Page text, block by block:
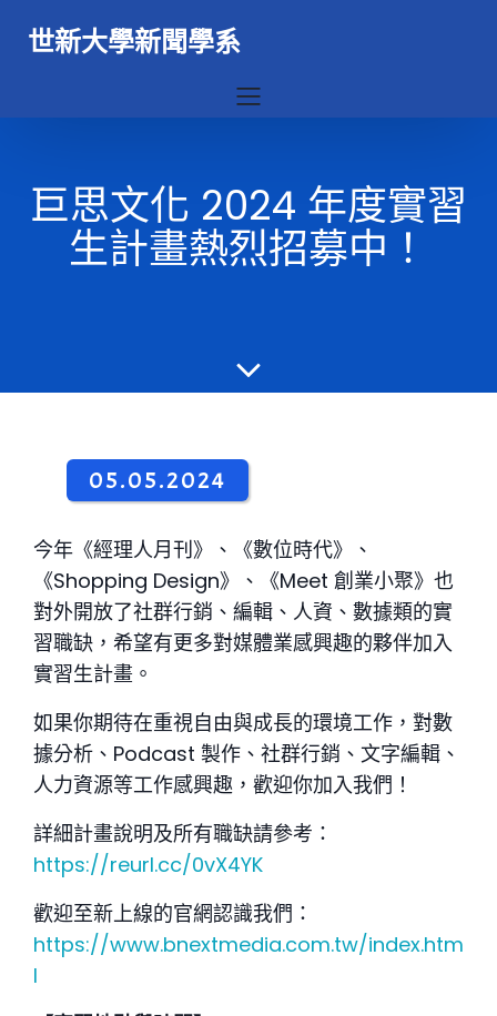
世新大學新聞學系
巨思文化 2024 年度實習
生計畫熱烈招募中！
05.05.2024
今年《經理人月刊》、《數位時代》、
《Shopping Design》、《Meet 創業小聚》也
對外開放了社群行銷、編輯、人資、數據類的實
習職缺，希望有更多對媒體業感興趣的夥伴加入
實習生計畫。
如果你期待在重視自由與成長的環境工作，對數
據分析、Podcast 製作、社群行銷、文字編輯、
人力資源等工作感興趣， 歡迎你加入我們！
詳細計畫說明及所有職缺請參考：
https://reurl.cc/0vX4YK
歡迎至新上線的官網認識我們：
https://www.bnextmedia.com.tw/index.htm
l